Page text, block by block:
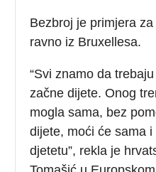
Bezbroj je primjera
ravno iz Bruxellesa.
“Svi znamo da
začne dijete. Onog
mogla sama, bez
dijete, moći će sama
djetetu”, rekla je